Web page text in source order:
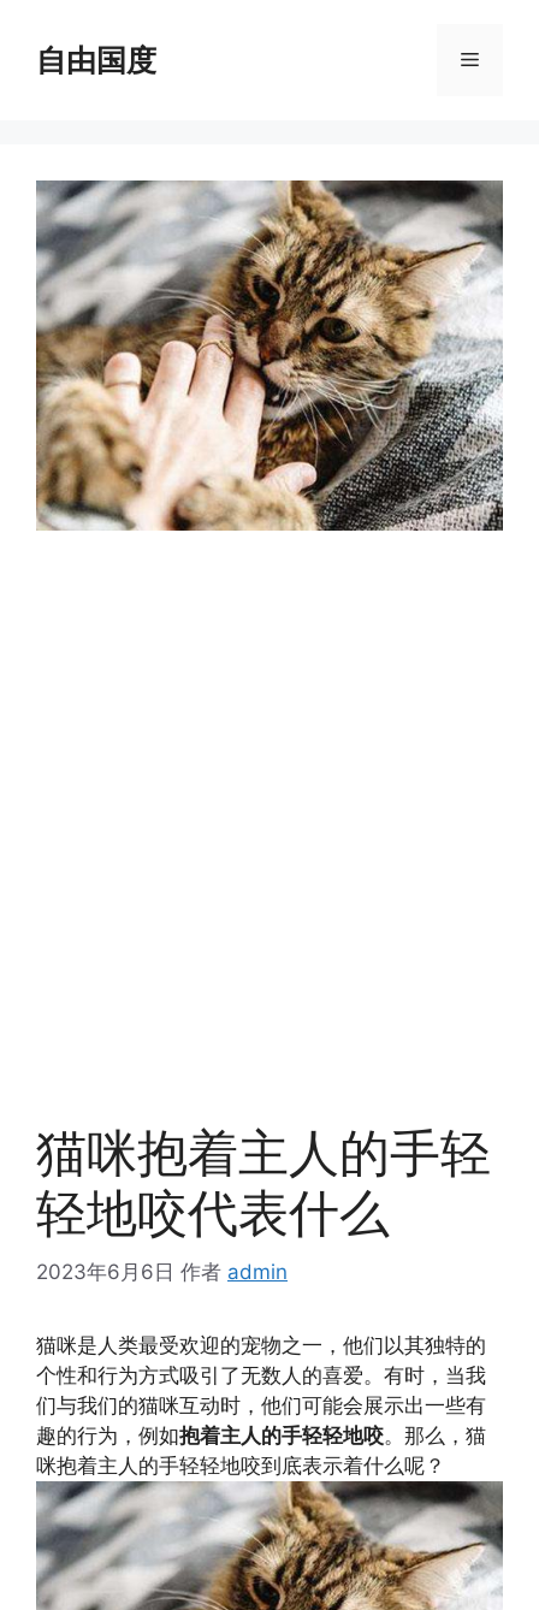
自由国度 菜
猫咪抱着主人的手轻
轻地咬代表什么
2023年6月6日 作者 admin
猫咪是人类最受欢迎的宠物之一，他们以其独特的
个性和行为方式吸引了无数人的喜爱。有时，当我
们与我们的猫咪互动时，他们可能会展示出一些有
趣的行为，例如抱着主人的手轻轻地咬。那么，猫
咪抱着主人的手轻轻地咬到底表示着什么呢？